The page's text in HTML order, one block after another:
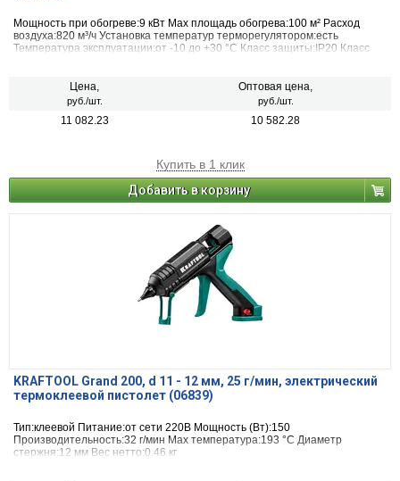
Мощность при обогреве:9 кВт Max площадь обогрева:100 м² Расход
воздуха:820 м³/ч Установка температур терморегулятором:есть
Температура эксплуатации:от -10 до +30 °С Класс защиты:IP20 Класс
Цена,
руб./шт.
Оптовая цена,
руб./шт.
11 082.23 10 582.28
Купить в 1 клик
Добавить в корзину
KRAFTOOL Grand 200, d 11 - 12 мм, 25 г/мин, электрический
термоклеевой пистолет (06839)
Тип:клеевой Питание:от сети 220В Мощность (Вт):150
Производительность:32 г/мин Max температура:193 °С Диаметр
стержня:12 мм Вес нетто:0.46 кг